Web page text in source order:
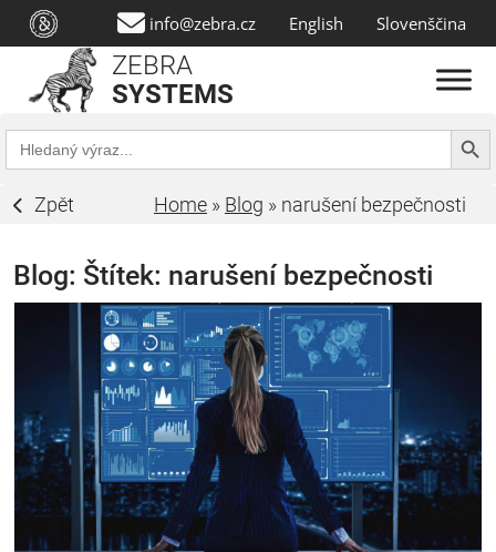
info@zebra.cz English Slovenščina
ZEBRA
SYSTEMS
Search
for:
Search
Zpět Home » Blog » narušení bezpečnosti
Blog: Štítek: narušení bezpečnosti